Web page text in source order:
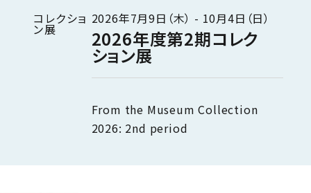
コレクショ
ン展
2026年7月9日（木） - 10月4日（日）
2026年度第2期コレク
ション展
From the Museum Collection
2026: 2nd period